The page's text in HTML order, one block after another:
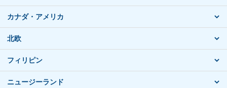
カナダ・アメリカ
北欧
フィリピン
ニュージーランド